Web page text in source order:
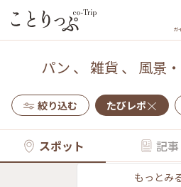
ガ
パン 、 雑貨 、 風景
絞り込む たびレポ
スポット 記事
もっとみ